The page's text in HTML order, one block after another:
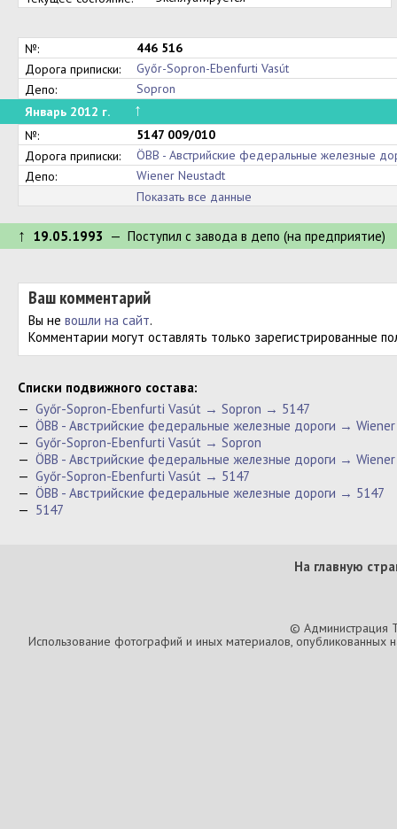
№:
446 516
Дорога приписки:
Győr-Sopron-Ebenfurti Vasút
Депо:
Sopron
Январь 2012 г.
↑
№:
5147 009/010
Дорога приписки:
ÖBB - Австрийские федеральные железные
Депо:
Wiener Neustadt
Показать все данные
↑ 19.05.1993 — Поступил c завода в депо (на предприятие)
Ваш комментарий
Вы не вошли на сайт.
Комментарии могут оставлять только зарегистрированные
Cписки подвижного состава:
— Győr-Sopron-Ebenfurti Vasút → Sopron → 5147
— ÖBB - Австрийские федеральные железные дороги →
— Győr-Sopron-Ebenfurti Vasút → Sopron
— ÖBB - Австрийские федеральные железные дороги →
— Győr-Sopron-Ebenfurti Vasút → 5147
— ÖBB - Австрийские федеральные железные дороги → 5147
— 5147
На главную
© Администрация
Использование фотографий и иных материалов, опубликованных